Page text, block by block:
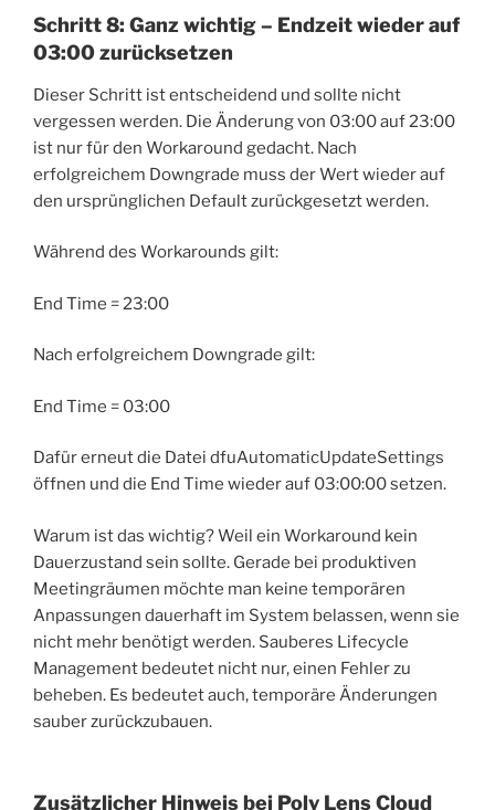
Schritt 8: Ganz wichtig – Endzeit wieder auf
03:00 zurücksetzen
Dieser Schritt ist entscheidend und sollte nicht
vergessen werden. Die Änderung von 03:00 auf 23:00
ist nur für den Workaround gedacht. Nach
erfolgreichem Downgrade muss der Wert wieder auf
den ursprünglichen Default zurückgesetzt werden.
Während des Workarounds gilt:
End Time = 23:00
Nach erfolgreichem Downgrade gilt:
End Time = 03:00
Dafür erneut die Datei dfuAutomaticUpdateSettings
öffnen und die End Time wieder auf 03:00:00 setzen.
Warum ist das wichtig? Weil ein Workaround kein
Dauerzustand sein sollte. Gerade bei produktiven
Meetingräumen möchte man keine temporären
Anpassungen dauerhaft im System belassen, wenn sie
nicht mehr benötigt werden. Sauberes Lifecycle
Management bedeutet nicht nur, einen Fehler zu
beheben. Es bedeutet auch, temporäre Änderungen
sauber zurückzubauen.
Zusätzlicher Hinweis bei Poly Lens Cloud